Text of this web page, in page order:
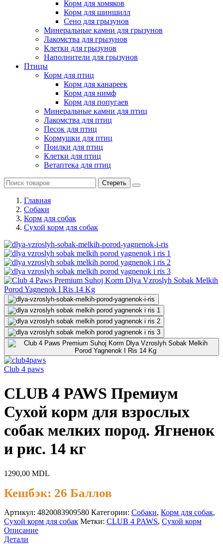
Корм для хомяков
Корм для шиншилл
Сено для грызунов
Минеральные камни для грызунов
Лакомства для грызунов
Клетки для грызунов
Наполнители для грызунов
Птицы
Корм для птиц
Корм для канареек
Корм для нимф
Корм для попугаев
Минеральные камни для птиц
Лакомства для птиц
Песок для птиц
Кормушки для птиц
Поилки для птиц
Клетки для птиц
Ветаптека для птиц
Стереть
Главная
Cобаки
Корм для собак
Сухой корм для собак
Club 4 paws
CLUB 4 PAWS Премиум
Сухой корм для взрослых
собак мелких пород. Ягненок
и рис. 14 кг
1290,00 MDL
Кешбэк: 26 Баллов
Артикул: 4820083909580 Категории: Cобаки, Корм для собак,
Сухой корм для собак Метки: CLUB 4 PAWS, Сухой корм
Описание
Детали